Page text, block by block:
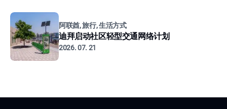
阿联酋, 旅行, 生活方式
迪拜启动社区轻型交通网络计划
2026. 07. 21